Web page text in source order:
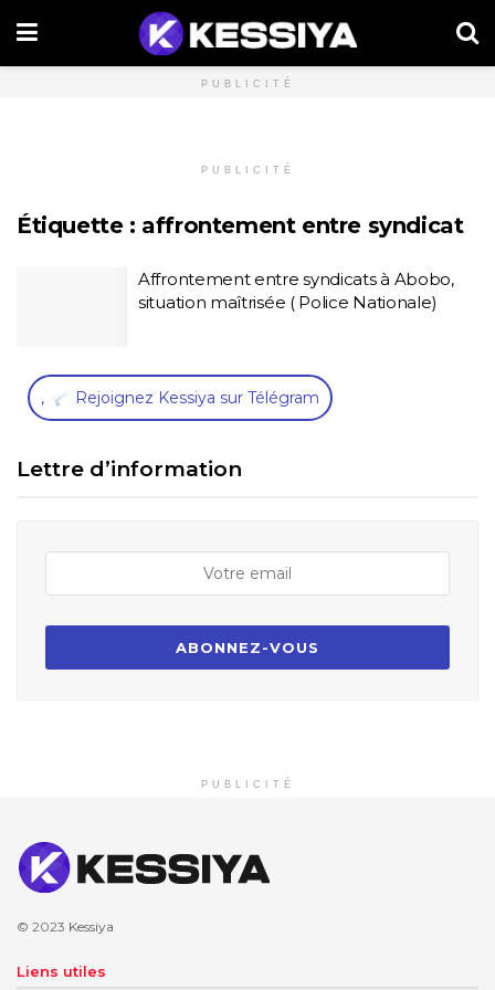
PUBLICITÉ
PUBLICITÉ
Étiquette : affrontement entre syndicat
Affrontement entre syndicats à Abobo,
situation maîtrisée ( Police Nationale)
, Rejoignez Kessiya sur Télégram
Lettre d’information
PUBLICITÉ
© 2023 Kessiya
Liens utiles